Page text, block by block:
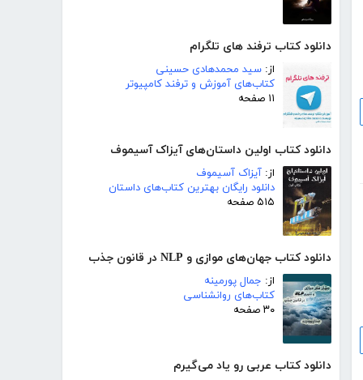
دانلود کتاب ترفند های تلگرام
از: سید محمدهادی حسینی
کتاب‌های آموزش و ترفند کامپیوتر
۱۱ صفحه
دانلود کتاب اولین داستان‌های آیزاک آسیموف
از: آیزاک آسیموف
دانلود رایگان بهترین کتاب‌های داستان
۵۱۵ صفحه
دانلود کتاب جهان‌های موازی و NLP در قانون جذب
از: جمال پورمینه
کتاب‌های روانشناسی
۳۰ صفحه
دانلود کتاب عربی رو یاد می‌گیرم